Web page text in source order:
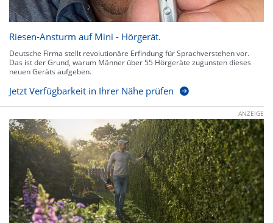
Riesen-Ansturm auf Mini - Hörgerät.
Deutsche Firma stellt revolutionäre Erfindung für Sprachverstehen vor.
Das ist der Grund, warum Männer über 55 Hörgeräte zugunsten dieses
neuen Geräts aufgeben.
Jetzt Verfügbarkeit in Ihrer Nähe prüfen
ANZEIGE